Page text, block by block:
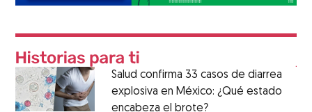
Salud confirma 33 casos de diarrea
explosiva en México: ¿Qué estado
encabeza el brote?